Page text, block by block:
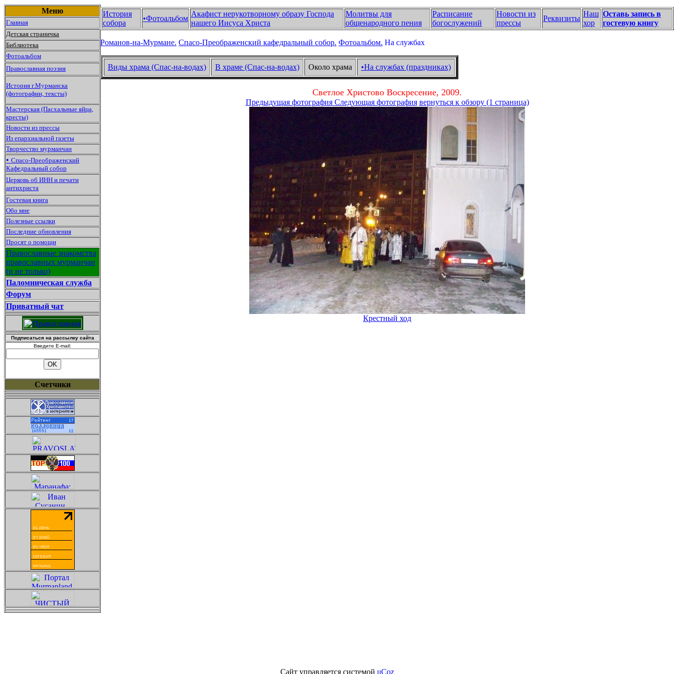
Меню
Главная
Детская страничка
Библиотека
Фотоальбом
Православная поэзия
История г.Мурманска
(фотографии, тексты)
Мастерская (Пасхальные яйца,
кресты)
Новости из прессы
Из епархиальной газеты
Творчество мурманчан
• Спасо-Преображенский
Кафедральный собор
Церковь об ИНН и печати
антихриста
Гостевая книга
Обо мне
Полезные ссылки
Последние обновления
Просят о помощи
Православные знакомства
православных мурманчан
(и не только)
Паломническая служба
Форум
Приватный чат
Подписаться на рассылку сайта
Введите E-mail:
Счетчики
История
собора
•Фотоальбом
Акафист нерукотворному образу Господа
нашего Иисуса Христа
Молитвы для
общенародного пения
Расписание
богослужений
Новости из
прессы
Реквизиты
Наш
хор
Оставь запись в
гостевую книгу
Романов-на-Мурмане. Спасо-Преображенский кафедральный собор. Фотоальбом. На службах
Виды храма (Спас-на-водах) В храме (Спас-на-водах) Около храма •На службах (праздниках)
Светлое Христово Воскресение, 2009.
Предыдущая фотография Следующая фотография вернуться к обзору (1 страница)
Крестный ход
Сайт управляется системой uCoz